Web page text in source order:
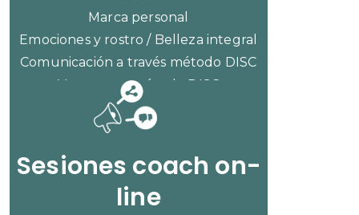
Marca personal
Emociones y rostro / Belleza integral
Comunicación a través método DISC
Ventas con método DISC
CONSULTAR PRECIOS
Sesiones coach on-
line